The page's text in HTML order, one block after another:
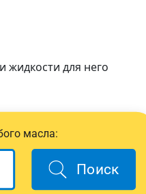
жидкости для него
масла:
Поиск